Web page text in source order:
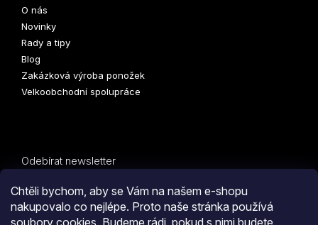
Chtěli bychom, aby se Vám na našem e-shopu
nakupovalo co nejlépe. Proto naše stránka používá
soubory cookies. Budeme rádi, pokud s nimi budete
O nás
Novinky
Rady a tipy
Blog
Zakázková výroba ponožek
Velkoobchodní spolupráce
Odebírat newsletter
Vložte svůj e-mail a my vám budeme zasílat informace o
nových produktech na našem e-shopu.